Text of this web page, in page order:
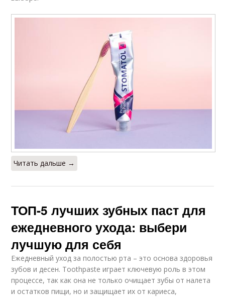
Читать дальше →
ТОП-5 лучших зубных паст для
ежедневного ухода: выбери
лучшую для себя
Ежедневный уход за полостью рта – это основа здоровья
зубов и десен. Toothpaste играет ключевую роль в этом
процессе, так как она не только очищает зубы от налета
и остатков пищи, но и защищает их от кариеса,